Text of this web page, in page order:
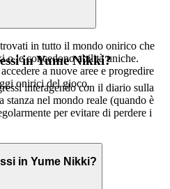
in tutto il mondo onirico che
o le concedono abilità uniche.
a nuove aree e progredire
onirici del gioco.
in Yume Nikki?
interagendo con il diario sulla
nel mondo reale (quando è
per evitare di perdere i
in Yume Nikki?